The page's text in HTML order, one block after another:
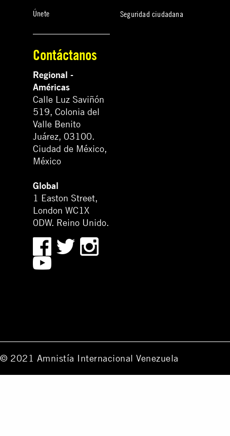
Únete
Seguridad ciudadana
Contáctanos
Regional -
Américas
Calle Luz Saviñón
519, Colonia del
Valle Benito
Juárez, 03100.
Ciudad de México,
México
Global
1 Easton Street,
London WC1X
0DW. Reino Unido.
© 2021 Amnistía Internacional Venezuela